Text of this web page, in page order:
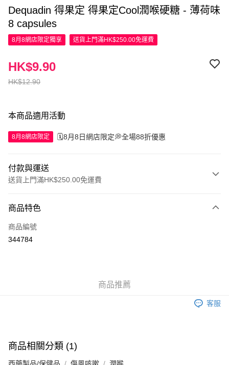
Dequadin 得果定 得果定Cool潤喉硬糖 - 薄荷味
8 capsules
8月8網店限定獨享 送貨上門滿HK$250.00免運費
HK$12.90
HK$9.90
本商品適用活動
8月8網店限定 🗓️8月8日網店限定💭全場88折優惠
付款與運送
送貨上門滿HK$250.00免運費
信用卡
Apple Pay
付款後門市自取，訂單確認後2-4個工作天到店，7天內取。逾期後
商品特色
商品編號
344784
商品推薦
客服
商品相關分類 (1)